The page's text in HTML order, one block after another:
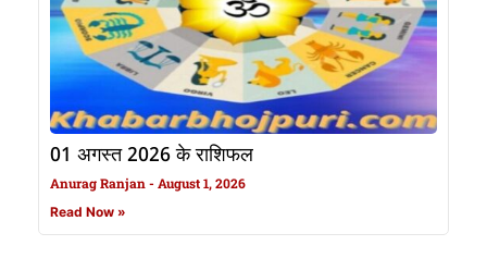
01 अगस्त 2026 के राशिफल
Anurag Ranjan August 1, 2026
Read Now »